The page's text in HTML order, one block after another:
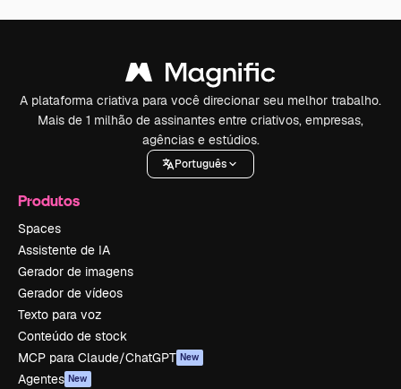
A plataforma criativa para você direcionar seu melhor trabalho.
Mais de 1 milhão de assinantes entre criativos, empresas,
agências e estúdios.
Português
Produtos
Spaces
Assistente de IA
Gerador de imagens
Gerador de vídeos
Texto para voz
Conteúdo de stock
MCP para Claude/ChatGPT New
Agentes New